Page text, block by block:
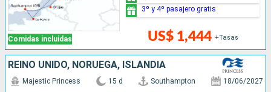
Comidas incluidas US$ 1,444 +Tasas
3º y 4º pasajero gratis
REINO UNIDO, NORUEGA, ISLANDIA
Majestic Princess 15 d Southampton 18/06/2027